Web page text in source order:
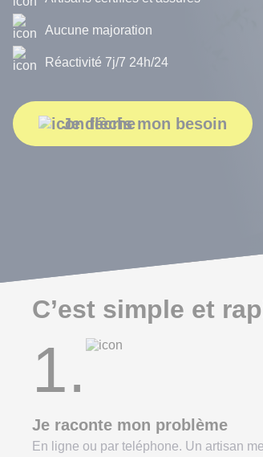
Aucune majoration
Réactivité 7j/7 24h/24
Je décris mon besoin
C’est simple et
1.
Je raconte mon problème
En ligne ou par teléphone. Un artisan